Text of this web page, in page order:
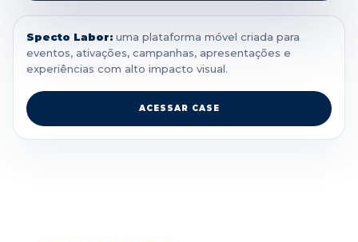
Specto Labor: uma plataforma móvel criada para
eventos, ativações, campanhas, apresentações e
experiências com alto impacto visual.
ACESSAR CASE